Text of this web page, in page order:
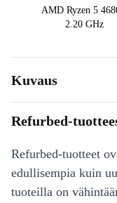
AMD Ryzen 5
2.20 GHz
Kuvaus
Refurbed-
Refurbed-tuotteet
edullisempia kuin
tuoteilla on